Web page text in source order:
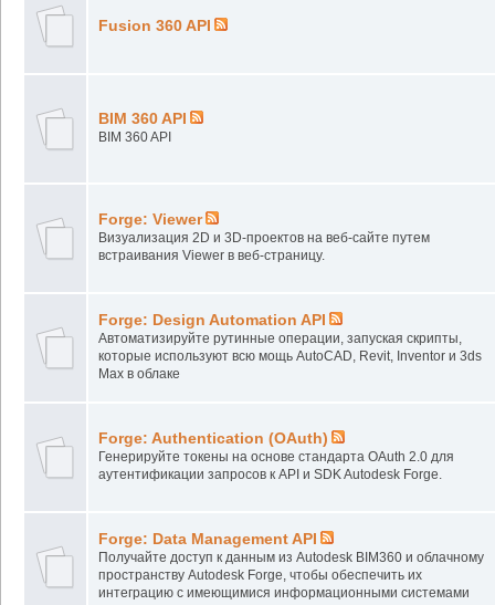
Fusion 360 API
BIM 360 API
BIM 360 API
Forge: Viewer
Визуализация 2D и 3D-проектов на веб-сайте путем
встраивания Viewer в веб-страницу.
Forge: Design Automation API
Автоматизируйте рутинные операции, запуская скрипты,
которые используют всю мощь AutoCAD, Revit, Inventor и 3ds
Max в облаке
Forge: Authentication (OAuth)
Генерируйте токены на основе стандарта OAuth 2.0 для
аутентификации запросов к API и SDK Autodesk Forge.
Forge: Data Management API
Получайте доступ к данным из Autodesk BIM360 и облачному
пространству Autodesk Forge, чтобы обеспечить их
интеграцию с имеющимися информационными системами